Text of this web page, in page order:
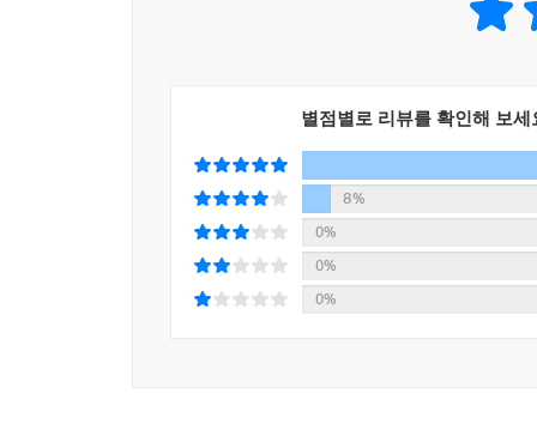
니체 사상에 대한 전반적인 이해가 필요한 부분
별점별로 리뷰를 확인해 보세
8%
0%
0%
0%